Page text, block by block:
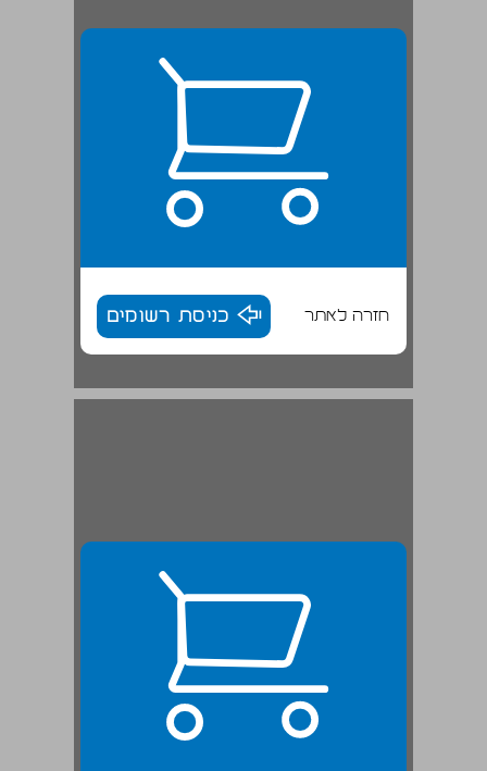
חזרה לאתר כניסת רשומים